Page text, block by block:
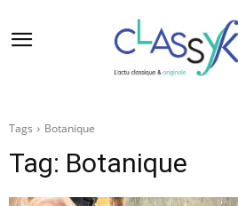
Tags Botanique
Tag: Botanique